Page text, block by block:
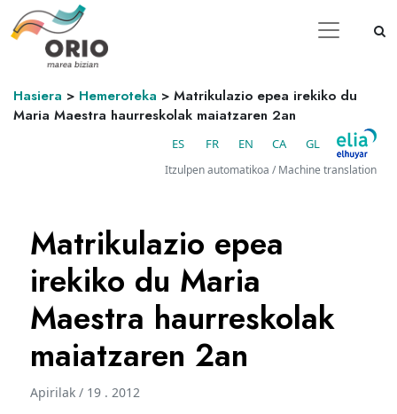
Hasiera > Hemeroteka > Matrikulazio epea irekiko du
Maria Maestra haurreskolak maiatzaren 2an
ES FR EN CA GL
Itzulpen automatikoa / Machine translation
Matrikulazio epea
irekiko du Maria
Maestra haurreskolak
maiatzaren 2an
Apirilak / 19 . 2012